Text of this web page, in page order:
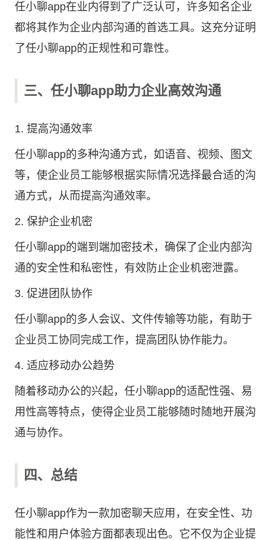
任小聊app在业内得到了广泛认可，许多知名企业
都将其作为企业内部沟通的首选工具。这充分证明
了任小聊app的正规性和可靠性。
三、任小聊app助力企业高效沟通
1. 提高沟通效率
任小聊app的多种沟通方式，如语音、视频、图文
等，使企业员工能够根据实际情况选择最合适的沟
通方式，从而提高沟通效率。
2. 保护企业机密
任小聊app的端到端加密技术，确保了企业内部沟
通的安全性和私密性，有效防止企业机密泄露。
3. 促进团队协作
任小聊app的多人会议、文件传输等功能，有助于
企业员工协同完成工作，提高团队协作能力。
4. 适应移动办公趋势
随着移动办公的兴起，任小聊app的适配性强、易
用性高等特点，使得企业员工能够随时随地开展沟
通与协作。
四、总结
任小聊app作为一款加密聊天应用，在安全性、功
能性和用户体验方面都表现出色。它不仅为企业提